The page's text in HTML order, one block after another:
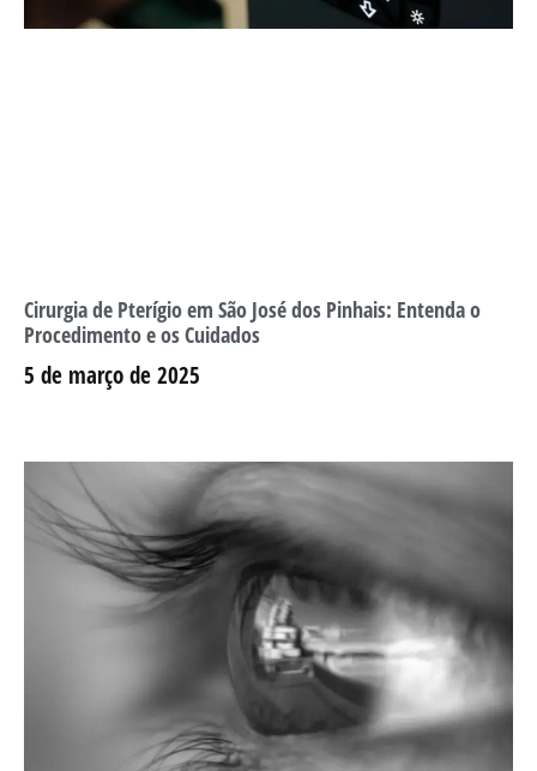
Cirurgia de Pterígio em São José dos Pinhais: Entenda o
Procedimento e os Cuidados
5 de março de 2025